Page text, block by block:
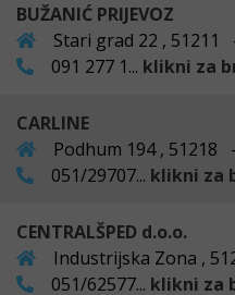
BUŽANIĆ PRIJEVOZ
Stari grad 22 ,
091 277 1... klikni za
CARLINE
Podhum 194 , 51218
051/29707... klikni za
CENTRALŠPED d.o.o.
Industrijska Zona ,
051/62577... klikni za